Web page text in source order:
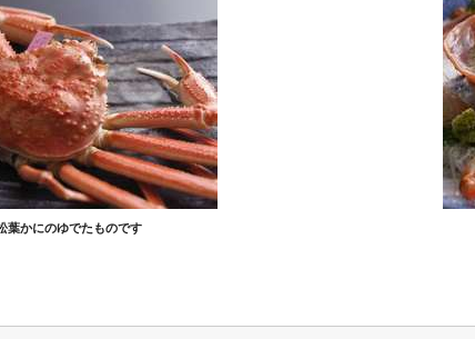
葉かにのゆでたものです